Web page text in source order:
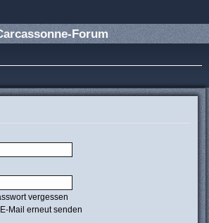
Forum
vergessen
Mail erneut senden